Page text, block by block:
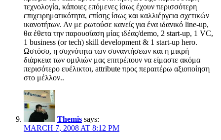
τεχνολογία, κάποιες επόμενες ίσως έχουν περισσότερη
επιχειρηματικότητα, επίσης ίσως και καλλιέργεια σχετικών
ικανοτήτων. Αν με ρωτούσε κανείς για ένα ιδανικό line-up,
θα έθετα την παρουσίαση μίας ιδέας/demo, 2 start-up, 1 VC,
1 business (or tech) skill development & 1 start-up hero.
Ωστόσο, η συχνότητα των συναντήσεων και η μικρή
διάρκεια των ομιλιών μας επιτρέπουν να είμαστε ακόμα
περισότερο ευέλικτοι, attribute προς περαιτέρω αξιοποίηση
στο μέλλον..
Themis says:
MARCH 7, 2008 AT 8:12 PM